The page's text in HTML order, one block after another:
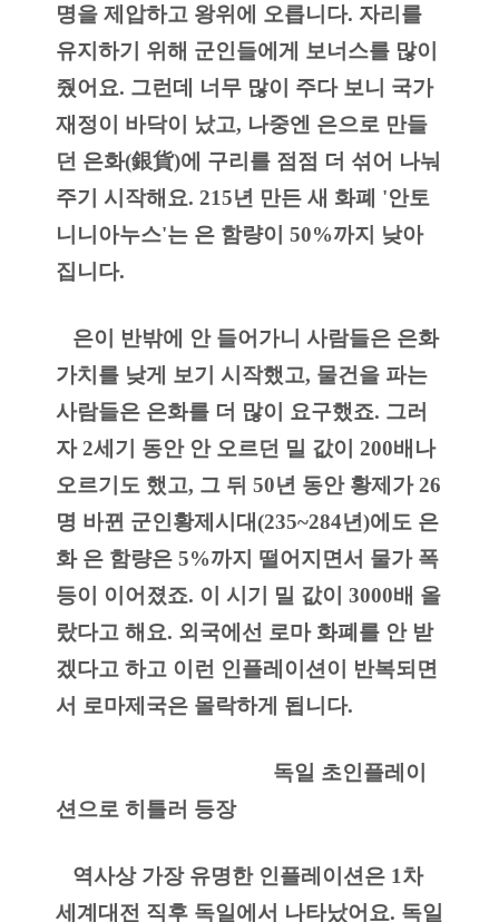
명을 제압하고 왕위에 오릅니다. 자리를
유지하기 위해 군인들에게 보너스를 많이
줬어요. 그런데 너무 많이 주다 보니 국가
재정이 바닥이 났고, 나중엔 은으로 만들
던 은화(銀貨)에 구리를 점점 더 섞어 나눠
주기 시작해요. 215년 만든 새 화폐 '안토
니니아누스'는 은 함량이 50%까지 낮아
집니다.
가치를 낮게 보기 시작했고, 물건을 파는
사람들은 은화를 더 많이 요구했죠. 그러
자 2세기 동안 안 오르던 밀 값이 200배나
오르기도 했고, 그 뒤 50년 동안 황제가 26
명 바뀐 군인황제시대(235~284년)에도 은
화 은 함량은 5%까지 떨어지면서 물가 폭
등이 이어졌죠. 이 시기 밀 값이 3000배 올
랐다고 해요. 외국에선 로마 화폐를 안 받
겠다고 하고 이런 인플레이션이 반복되면
서 로마제국은 몰락하게 됩니다.
션으로 히틀러 등장
세계대전 직후 독일에서 나타났어요. 독일